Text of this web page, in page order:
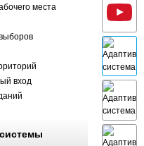
места
вход